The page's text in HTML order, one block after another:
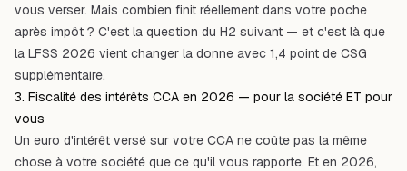
vous verser. Mais combien finit réellement dans votre poche
après impôt ? C'est la question du H2 suivant — et c'est là que
la LFSS 2026 vient changer la donne avec 1,4 point de CSG
supplémentaire.
3. Fiscalité des intérêts CCA en 2026 — pour la société ET pour
vous
Un euro d'intérêt versé sur votre CCA ne coûte pas la même
chose à votre société que ce qu'il vous rapporte. Et en 2026,